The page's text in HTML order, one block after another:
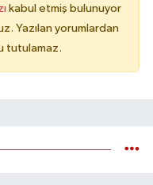
kabul etmiş bulunuyor
Yazılan yorumlardan
tutulamaz.